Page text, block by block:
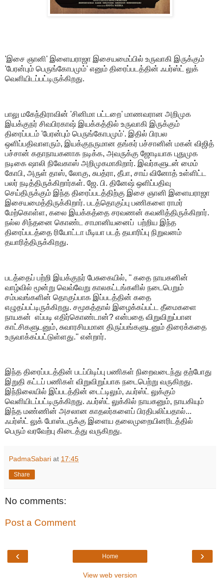
'இசை ஞானி' இளையராஜா இசையமைப்பில் உருவாகி இருக்கும்
'பேரன்பும் பெருங்கோபமும்' எனும் திரைப்படத்தின் ஃபர்ஸ்ட் லுக்
வெளியிடப்பட்டிருக்கிறது.
பாலு மகேந்திராவின் 'சினிமா பட்டறை' மாணவரான அறிமுக
இயக்குநர் சிவபிரகாஷ் இயக்கத்தில் உருவாகி இருக்கும்
திரைப்படம் 'பேரன்பும் பெருங்கோபமும்'. இதில் பிரபல
ஒளிப்பதிவாளரும், இயக்குநருமான தங்கர் பச்சானின் மகன் விஜித்
பச்சான் கதாநாயகனாக நடிக்க, அவருக்கு ஜோடியாக புதுமுக
நடிகை ஷாலி நிவேகாஸ் அறிமுகமாகிறார். இவர்களுடன் மைம்
கோபி, அருள் தாஸ், லோகு, சுபத்ரா, தீபா, சாய் வினோத் உள்ளிட்ட
பலர் நடித்திருக்கிறார்கள். ஜே. பி. தினேஷ் ஒளிப்பதிவு
செய்திருக்கும் இந்த திரைப்படத்திற்கு இசை ஞானி இளையராஜா
இசையமைத்திருக்கிறார். படத்தொகுப்பு பணிகளை ராமர்
மேற்கொள்ள, கலை இயக்கத்தை சரவணன் கவனித்திருக்கிறார்.
நல்ல சிந்தனை கொண்ட சாமானியனைப் பற்றிய இந்த
திரைப்படத்தை ரியோட்டா மீடியா படத் தயாரிப்பு நிறுவனம்
தயாரித்திருக்கிறது.
படத்தைப் பற்றி இயக்குநர் பேசுகையில், '' கதை நாயகனின்
வாழ்வில் மூன்று வெவ்வேறு காலகட்டங்களில் நடைபெறும்
சம்பவங்களின் தொகுப்பாக இப்படத்தின் கதை
எழுதப்பட்டிருக்கிறது. சமூகத்தால் இழைக்கப்பட்ட தீமைகளை
நாயகன் எப்படி எதிர்கொண்டான்? என்பதை விறுவிறுப்பான
காட்சிகளுடனும், சுவாரசியமான திருப்பங்களுடனும் திரைக்கதை
உருவாக்கப்பட்டுள்ளது.'' என்றார்.
இந்த திரைப்படத்தின் படப்பிடிப்பு பணிகள் நிறைவடைந்து தற்போது
இறுதி கட்டப் பணிகள் விறுவிறுப்பாக நடைபெற்று வருகிறது.
இந்நிலையில் இப்படத்தின் டைட்டிலும், ஃபர்ஸ்ட் லுக்கும்
வெளியிடப்பட்டிருக்கிறது. ஃபர்ஸ்ட் லுக்கில் நாயகனும், நாயகியும்
இந்த மண்ணின் அசலான காதலர்களைப் பிரதிபலிப்பதால்...
ஃபர்ஸ்ட் லுக் போஸ்டருக்கு இளைய தலைமுறையினரிடத்தில்
பெரும் வரவேற்பு கிடைத்து வருகிறது.
PadmaSabari at 17:45
Share
No comments:
Post a Comment
‹ ›
Home
View web version